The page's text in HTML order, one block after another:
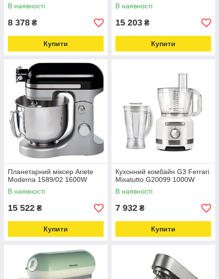
В наявності
8 378 ₴
Купити
Соковижималка для
цитрусових Подрібнювач
Млин Блендер
В наявності
15 203 ₴
Купити
Планетарний міксер Ariete
Moderna 1589/02 1600W
В наявності
15 522 ₴
Купити
Кухонний комбайн G3 Ferrari
Mixatutto G20099 1000W
В наявності
7 932 ₴
Купити